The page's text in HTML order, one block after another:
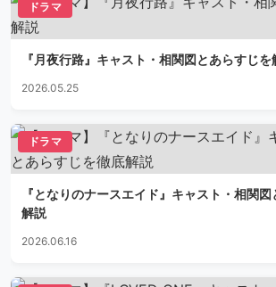
ドラマ
『月夜行路』キャスト・相関図とあらすじを
2026.05.25
ドラマ
『となりのナースエイド』キャスト・相関
解説
2026.06.16